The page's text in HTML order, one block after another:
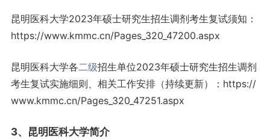
昆明医科大学2023年硕士研究生招生调剂考生复试须知：
https://www.kmmc.cn/Pages_320_47200.aspx
昆明医科大学各二级招生单位2023年硕士研究生招生调剂
考生复试实施细则、相关工作安排（持续更新）：https://
www.kmmc.cn/Pages_320_47251.aspx
3、昆明医科大学简介